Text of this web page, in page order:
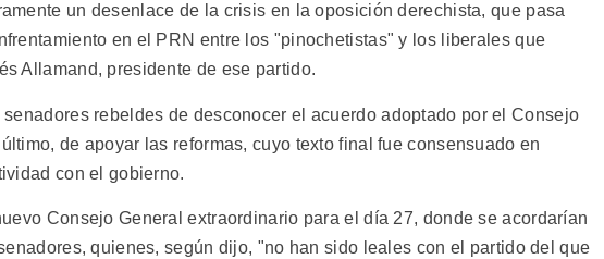
un desenlace de la crisis en la oposición derechista, que pasa
en el PRN entre los "pinochetistas" y los liberales que
Allamand, presidente de ese partido.
rebeldes de desconocer el acuerdo adoptado por el Consejo
de apoyar las reformas, cuyo texto final fue consensuado en
con el gobierno.
Consejo General extraordinario para el día 27, donde se acordarían
quienes, según dijo, "no han sido leales con el partido del que